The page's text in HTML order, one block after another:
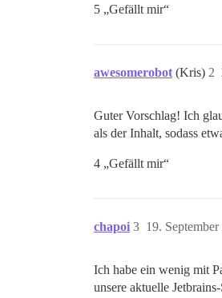
5 „Gefällt mir“
awesomerobot (Kris) 2
Guter Vorschlag! Ich
als der Inhalt, sodass
4 „Gefällt mir“
chapoi 19.
3
Ich habe ein wenig mit
unsere aktuelle